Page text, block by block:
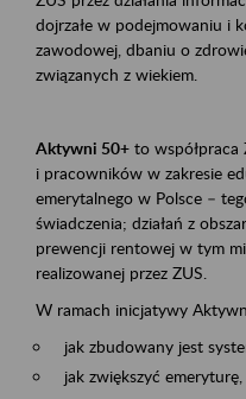
dojrzałe w podejmowaniu i
zawodowej, dbaniu o
związanych z wiekiem.
Aktywni 50+ to współpraca
i pracowników w zakresie
emerytalnego w Polsce –
świadczenia; działań z
prewencji rentowej w tym
realizowanej przez ZUS.
W ramach inicjatywy
jak zbudowany jest
jak zwiększyć emeryturę,